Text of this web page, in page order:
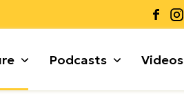
Podcasts Videos